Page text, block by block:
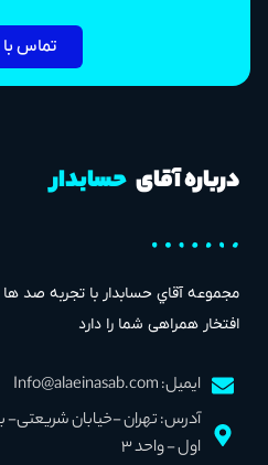
تماس با
درباره آقای حسابدار
مجموعه آقاي حسابدار با تجربه صد
افتخار همراهی شما را دارد
ایمیل: Info@alaeinasab.com
اول - واحد 3